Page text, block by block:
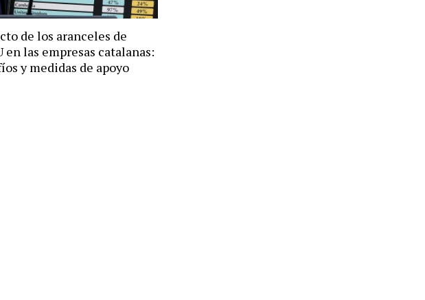
de los aranceles de
en las empresas catalanas:
y medidas de apoyo